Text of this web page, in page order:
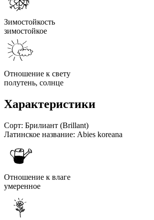
Зимостойкость
зимостойкое
Отношение к свету
полутень, солнце
Характеристики
Сорт: Брилиант (Brillant)
Латинское название: Abies koreana
Отношение к влаге
умеренное